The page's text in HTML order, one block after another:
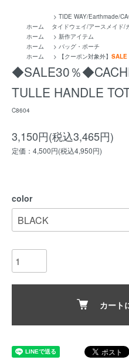
ホーム
> TIDE WAY/Earthmade/
タイドウェイ/アースメイド/
ホーム
> 新作アイテム
ホーム
> バッグ・ポーチ
ホーム
> 【クーポン対象外】 SALE
◆SALE30％
TULLE HANDLE
C8604
3,150円(税込3,465円)
定価：4,500円(税込4,950円)
color
カート